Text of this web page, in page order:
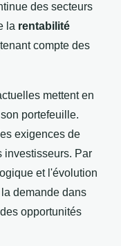
des secteurs
la rentabilité
compte des
mettent en
portefeuille.
exigences de
investisseurs. Par
et l'évolution
demande dans
opportunités